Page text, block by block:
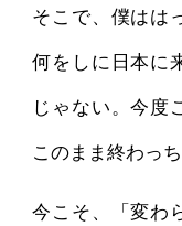
そこで、僕はは
何をしに日本に
じゃない。今度
このまま終わっち
今こそ、「変わ